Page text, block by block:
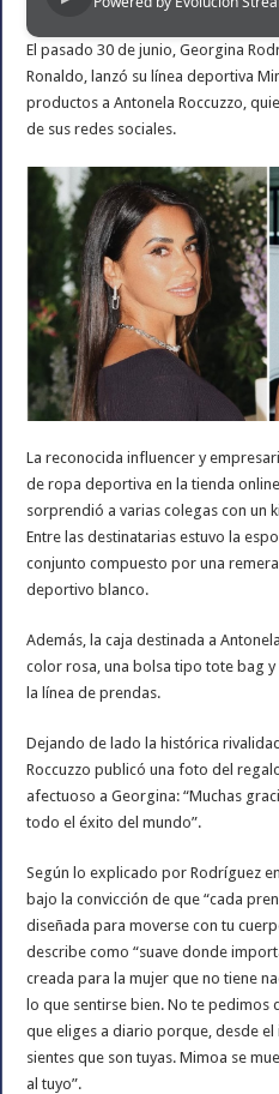
El pasado 30 de junio, Georgina
Ronaldo, lanzó su línea deportiva
productos a Antonela Roccuzzo,
de sus redes sociales.
La reconocida influencer y
de ropa deportiva en la tienda
sorprendió a varias colegas con un
Entre las destinatarias estuvo la
conjunto compuesto por una
deportivo blanco.
Además, la caja destinada a
color rosa, una bolsa tipo tote bag
la línea de prendas.
Dejando de lado la histórica
Roccuzzo publicó una foto del
afectuoso a Georgina: “Muchas
todo el éxito del mundo”.
Según lo explicado por Rodríguez
bajo la convicción de que “cada
diseñada para moverse con tu
describe como “suave donde
creada para la mujer que no tiene
lo que sentirse bien. No te pedimos
que eliges a diario porque, desde el
sientes que son tuyas. Mimoa se
al tuyo”.